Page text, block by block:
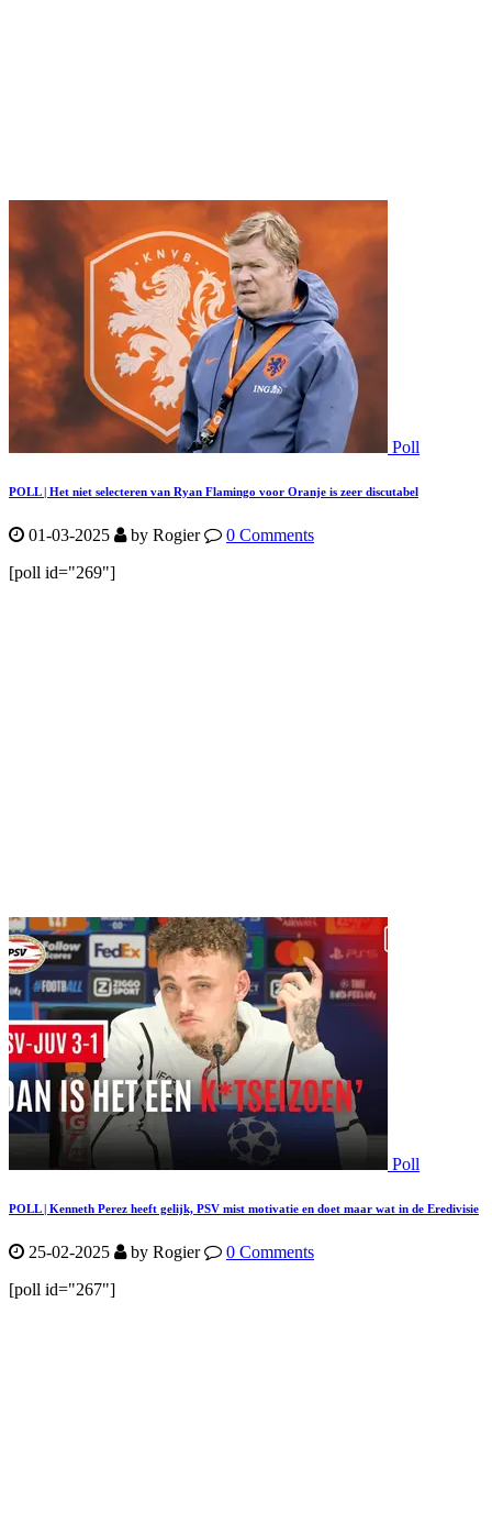
Poll
POLL | Het niet selecteren van Ryan Flamingo voor Oranje is zeer discutabel
01-03-2025 by Rogier
0 Comments
[poll id="269"]
Poll
POLL | Kenneth Perez heeft gelijk, PSV mist motivatie en doet maar wat in de Eredivisie
25-02-2025 by Rogier
0 Comments
[poll id="267"]